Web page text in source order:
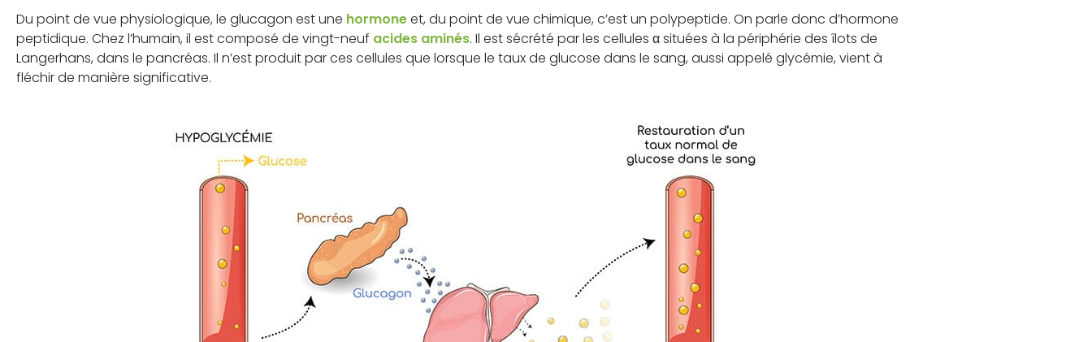
Du point de vue physiologique, le glucagon est une hormoneet, du point de vue chimique, c’est un polypeptide. On parle donc d’hormone
peptidique. Chez l’humain, il est composé de vingt-neuf acides aminés. Il est sécrété par les cellules α situées à la périphérie des îlots de
Langerhans, dans le pancréas. Il n’est produit par ces cellules que lorsque le taux de glucose dans le sang, aussi appelé glycémie, vient à
fléchir de manière significative.